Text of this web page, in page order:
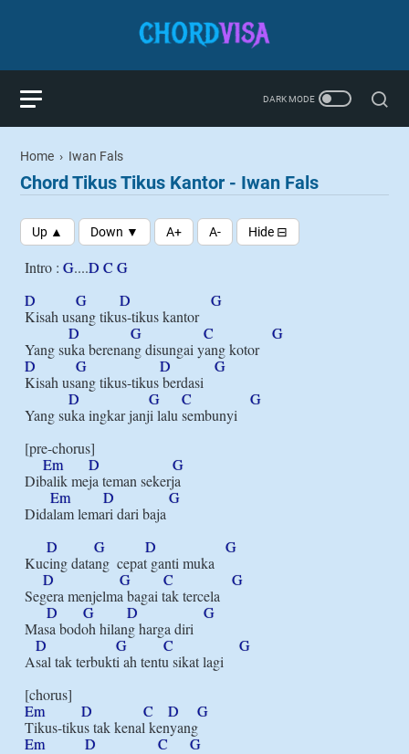
Home › Iwan Fals
Chord Tikus Tikus Kantor - Iwan Fals
Intro : G....D C G
D
G D
G
Kisah usang tikus-tikus kantor
D
G C
G
D
G D
G
Kisah usang tikus-tikus berdasi
D
G C
G
Yang suka ingkar janji lalu sembunyi
[pre-chorus]
Em
D
G
Dibalik meja teman sekerja
Em
D
G
Didalam lemari dari baja
D
G D
G
Kucing datang  cepat ganti muka
D
G C
G
Segera menjelma bagai tak tercela
D
G D
G
Masa bodoh hilang harga diri
D
G C
G
Asal tak terbukti ah tentu sikat lagi
Em
D C D
G
Em
D C
G